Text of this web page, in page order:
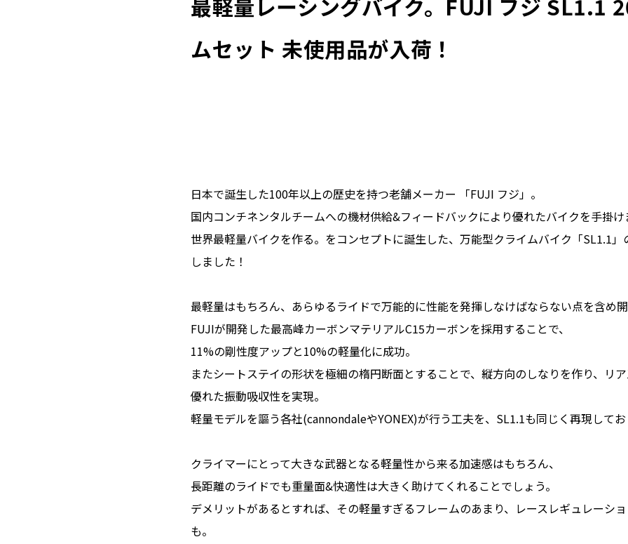
最軽量レーシングバイク。FUJI フジ SL1.1
ムセット 未使用品が入荷！
日本で誕生した100年以上の歴史を持つ老舗メーカー 「FUJI フジ」。
国内コンチネンタルチームへの機材供給&フィードバックにより優れたバイクを手掛け
世界最軽量バイクを作る。をコンセプトに誕生した、万能型クライムバイク「SL1.1
しました！
最軽量はもちろん、あらゆるライドで万能的に性能を発揮しなけばならない点を含め
FUJIが開発した最高峰カーボンマテリアルC15カーボンを採用することで、
11%の剛性度アップと10%の軽量化に成功。
またシートステイの形状を極細の楕円断面とすることで、縦方向のしなりを作り、リ
優れた振動吸収性を実現。
軽量モデルを謳う各社(cannondaleやYONEX)が行う工夫を、SL1.1も同じく再現して
クライマーにとって大きな武器となる軽量性から来る加速感はもちろん、
長距離のライドでも重量面&快適性は大きく助けてくれることでしょう。
デメリットがあるとすれば、その軽量すぎるフレームのあまり、レースレギュレーシ
も。